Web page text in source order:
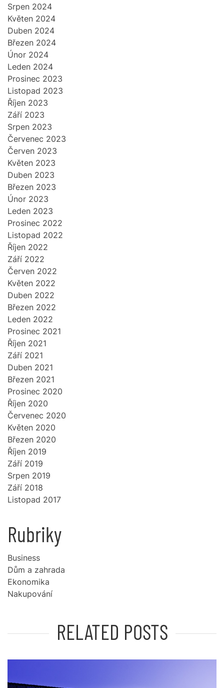
Srpen 2024
Květen 2024
Duben 2024
Březen 2024
Únor 2024
Leden 2024
Prosinec 2023
Listopad 2023
Říjen 2023
Září 2023
Srpen 2023
Červenec 2023
Červen 2023
Květen 2023
Duben 2023
Březen 2023
Únor 2023
Leden 2023
Prosinec 2022
Listopad 2022
Říjen 2022
Září 2022
Červen 2022
Květen 2022
Duben 2022
Březen 2022
Leden 2022
Prosinec 2021
Říjen 2021
Září 2021
Duben 2021
Březen 2021
Prosinec 2020
Říjen 2020
Červenec 2020
Květen 2020
Březen 2020
Říjen 2019
Září 2019
Srpen 2019
Září 2018
Listopad 2017
Rubriky
Business
Dům a zahrada
Ekonomika
Nakupování
RELATED POSTS